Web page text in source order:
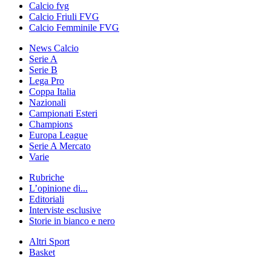
Calcio fvg
Calcio Friuli FVG
Calcio Femminile FVG
News Calcio
Serie A
Serie B
Lega Pro
Coppa Italia
Nazionali
Campionati Esteri
Champions
Europa League
Serie A Mercato
Varie
Rubriche
L’opinione di...
Editoriali
Interviste esclusive
Storie in bianco e nero
Altri Sport
Basket